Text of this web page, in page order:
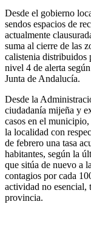
Desde el gobierno
sendos espacios de
actualmente
suma al cierre de las
calistenia distribuidos
nivel 4 de alerta
Junta de Andalucía.
Desde la
ciudadanía mijeña y
casos en el
la localidad con
de febrero una tasa
habitantes, según la
que sitúa de nuevo a
contagios por cada
actividad no esencial,
provincia.